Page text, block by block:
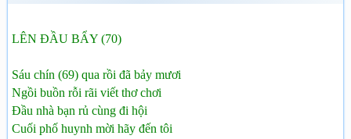
LÊN ĐẦU BẨY (70)
Sáu chín (69) qua rồi đã bảy mươi
Ngồi buồn rỗi rãi viết thơ chơi
Đầu nhà bạn rủ cùng đi hội
Cuối phố huynh mời hãy đến tôi